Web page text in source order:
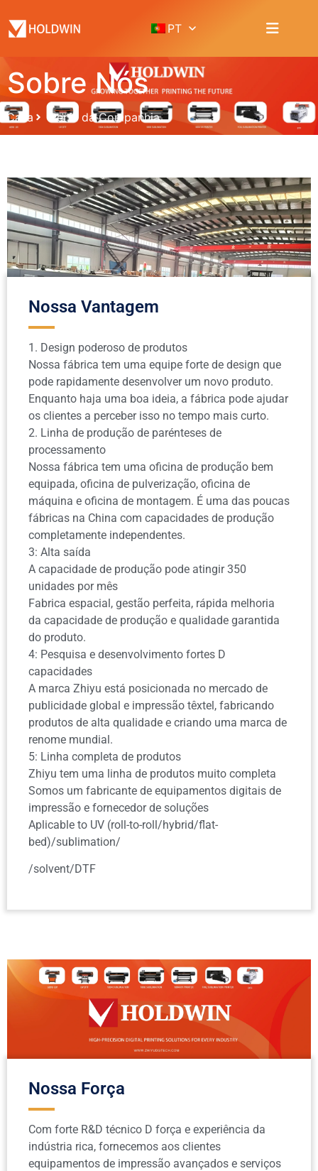
PT
Sobre Nós
Casa Perfil da Companhia
Nossa Vantagem
1. Design poderoso de produtos
Nossa fábrica tem uma equipe forte de design que
pode rapidamente desenvolver um novo produto.
Enquanto haja uma boa ideia, a fábrica pode ajudar
os clientes a perceber isso no tempo mais curto.
2. Linha de produção de parénteses de
processamento
Nossa fábrica tem uma oficina de produção bem
equipada, oficina de pulverização, oficina de
máquina e oficina de montagem. É uma das poucas
fábricas na China com capacidades de produção
completamente independentes.
3: Alta saída
A capacidade de produção pode atingir 350
unidades por mês
Fabrica espacial, gestão perfeita, rápida melhoria
da capacidade de produção e qualidade garantida
do produto.
4: Pesquisa e desenvolvimento fortes D
capacidades
A marca Zhiyu está posicionada no mercado de
publicidade global e impressão têxtel, fabricando
produtos de alta qualidade e criando uma marca de
renome mundial.
5: Linha completa de produtos
Zhiyu tem uma linha de produtos muito completa
Somos um fabricante de equipamentos digitais de
impressão e fornecedor de soluções
Aplicable to UV (roll-to-roll/hybrid/flat-
bed)/sublimation/
/solvent/DTF
Nossa Força
Com forte R&D técnico D força e experiência da
indústria rica, fornecemos aos clientes
equipamentos de impressão avançados e serviços